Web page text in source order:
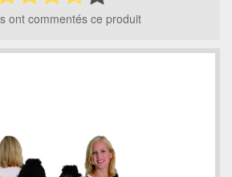
ont commentés ce produit